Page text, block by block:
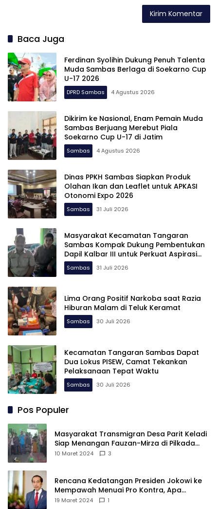
Baca Juga
Ferdinan Syolihin Dukung Penuh Talenta
Muda Sambas Berlaga di Soekarno Cup
U-17 2026
DPRD Sambas 4 Agustus 2026
Dikirim ke Nasional, Enam Pemain Muda
Sambas Berjuang Merebut Piala
Soekarno Cup U-17 di Jatim
Sambas 4 Agustus 2026
Dinas PPKH Sambas Siapkan Produk
Olahan Ikan dan Leaflet untuk APKASI
Otonomi Expo 2026
Sambas 31 Juli 2026
Masyarakat Kecamatan Tangaran
Sambas Kompak Dukung Pembentukan
Dapil Kalbar III untuk Perkuat Aspirasi
Perbatasan
Sambas 31 Juli 2026
Lima Orang Positif Narkoba saat Razia
Hiburan Malam di Teluk Keramat
Sambas 30 Juli 2026
Kecamatan Tangaran Sambas Dapat
Dua Lokus PISEW, Camat Tekankan
Pelaksanaan Tepat Waktu
Sambas 30 Juli 2026
Pos Populer
Masyarakat Transmigran Desa Parit Keladi
Siap Menangan Fauzan-Mirza di Pilkada
Kubu Raya
10 Maret 2024 3
Rencana Kedatangan Presiden Jokowi ke
Mempawah Menuai Pro Kontra, Apa
Sebabnya?
19 Maret 2024 1